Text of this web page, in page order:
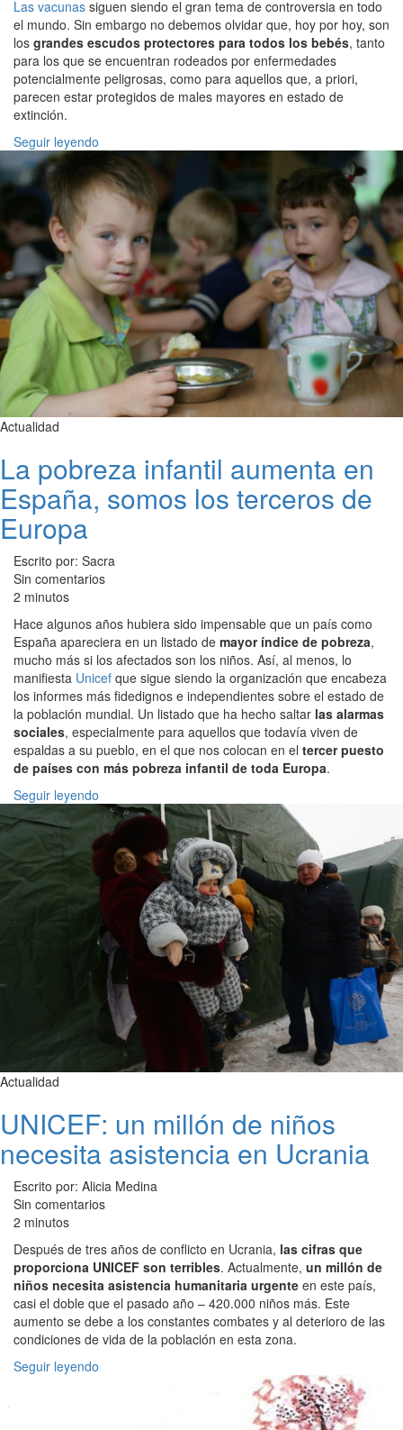
Las vacunas siguen siendo el gran tema de controversia en todo
el mundo. Sin embargo no debemos olvidar que, hoy por hoy, son
los grandes escudos protectores para todos los bebés, tanto
para los que se encuentran rodeados por enfermedades
potencialmente peligrosas, como para aquellos que, a priori,
parecen estar protegidos de males mayores en estado de
extinción.
Seguir leyendo
Actualidad
La pobreza infantil aumenta en
España, somos los terceros de
Europa
Escrito por: Sacra
Sin comentarios
2 minutos
Hace algunos años hubiera sido impensable que un país como
España apareciera en un listado de mayor índice de pobreza,
mucho más si los afectados son los niños. Así, al menos, lo
manifiesta Unicef que sigue siendo la organización que encabeza
los informes más fidedignos e independientes sobre el estado de
la población mundial. Un listado que ha hecho saltar las alarmas
sociales, especialmente para aquellos que todavía viven de
espaldas a su pueblo, en el que nos colocan en el tercer puesto
de países con más pobreza infantil de toda Europa.
Seguir leyendo
Actualidad
UNICEF: un millón de niños
necesita asistencia en Ucrania
Escrito por: Alicia Medina
Sin comentarios
2 minutos
Después de tres años de conflicto en Ucrania, las cifras que
proporciona UNICEF son terribles. Actualmente, un millón de
niños necesita asistencia humanitaria urgente en este país,
casi el doble que el pasado año – 420.000 niños más. Este
aumento se debe a los constantes combates y al deterioro de las
condiciones de vida de la población en esta zona.
Seguir leyendo